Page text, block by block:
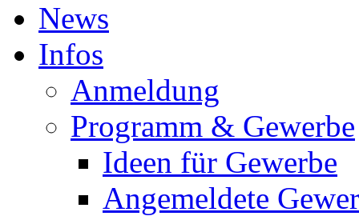
News
Infos
Anmeldung
Programm & Gewerbe
Ideen für Gewerbe
Angemeldete